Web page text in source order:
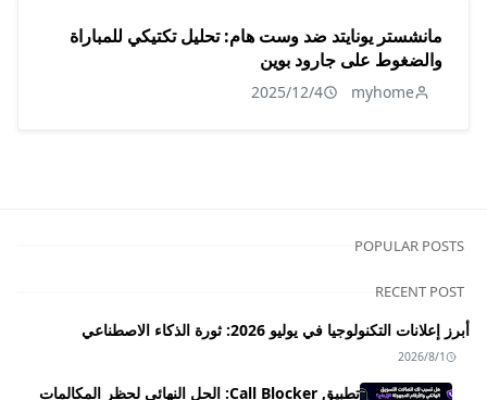
مانشستر يونايتد ضد وست هام: تحليل تكتيكي للمباراة
والضغوط على جارود بوين
myhome
2025/12/4
POPULAR POSTS
RECENT POST
أبرز إعلانات التكنولوجيا في يوليو 2026: ثورة الذكاء الاصطناعي
2026/8/1
تطبيق Call Blocker: الحل النهائي لحظر المكالمات